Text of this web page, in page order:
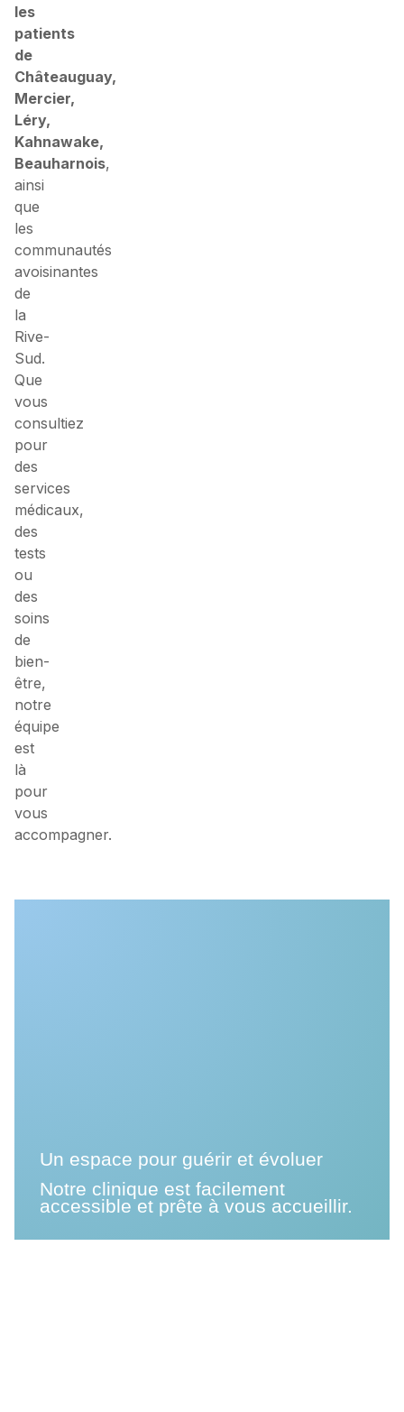
les
patients
de
Châteauguay,
Mercier,
Léry,
Kahnawake,
Beauharnois,
ainsi
que
les
communautés
avoisinantes
de
la
Rive-
Sud.
Que
vous
consultiez
pour
des
services
médicaux,
des
tests
ou
des
soins
de
bien-
être,
notre
équipe
est
là
pour
vous
accompagner.
Un espace pour guérir et évoluer
Notre clinique est facilement
accessible et prête à vous accueillir.